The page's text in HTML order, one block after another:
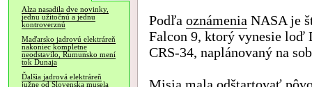
Alza nasadila dve novinky,
jednu užitočnú a jednu
kontroverznú
Maďarsko jadrovú elektráreň
nakoniec kompletne
neodstavilo, Rumunsko mení
tok Dunaja
Ďalšia jadrová elektráreň
južne od Slovenska musela
Podľa oznámenia NASA je
Falcon 9, ktorý vynesie loď
CRS-34, naplánovaný na